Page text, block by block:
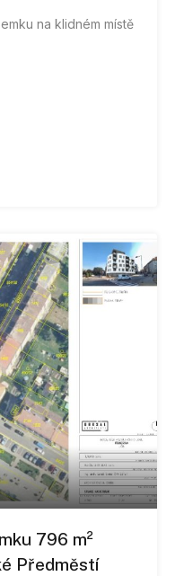
na klidném místě
796 m²
Předměstí